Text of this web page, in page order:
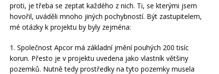
proti, je třeba se zeptat každého z nich. Ti, se kterými jsem
hovořil, uváděli mnoho jiných pochybností. Být zastupitelem,
mé otázky k projektu by byly zejména:
1. Společnost Apcor má základní jmění pouhých 200 tisíc
korun. Přesto je v projektu uvedena jako vlastník většiny
pozemků. Nutně tedy prostředky na tyto pozemky musela